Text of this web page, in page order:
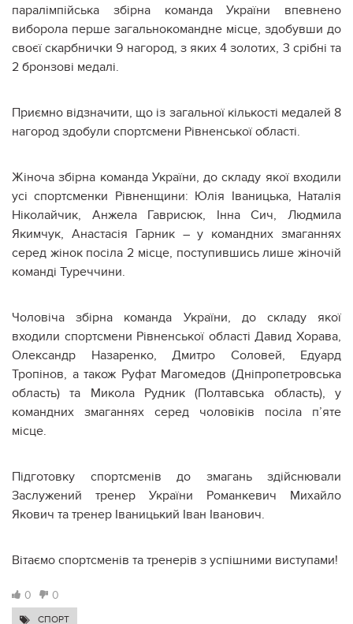
паралімпійська збірна команда України впевнено
виборола перше загальнокомандне місце, здобувши до
своєї скарбнички 9 нагород, з яких 4 золотих, 3 срібні та
2 бронзові медалі.
Приємно відзначити, що із загальної кількості медалей 8
нагород здобули спортсмени Рівненської області.
Жіноча збірна команда України, до складу якої входили
усі спортсменки Рівненщини: Юлія Іваницька, Наталія
Ніколайчик, Анжела Гаврисюк, Інна Сич, Людмила
Якимчук, Анастасія Гарник – у командних змаганнях
серед жінок посіла 2 місце, поступившись лише жіночій
команді Туреччини.
Чоловіча збірна команда України, до складу якої
входили спортсмени Рівненської області Давид Хорава,
Олександр Назаренко, Дмитро Соловей, Едуард
Тропінов, а також Руфат Магомедов (Дніпропетровська
область) та Микола Рудник (Полтавська область), у
командних змаганнях серед чоловіків посіла п’яте
місце.
Підготовку спортсменів до змагань здійснювали
Заслужений тренер України Романкевич Михайло
Якович та тренер Іваницький Іван Іванович.
Вітаємо спортсменів та тренерів з успішними виступами!
0 0
СПОРТ